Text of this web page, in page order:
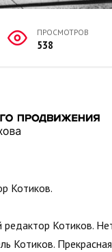
ПРОСМОТРОВ
538
Котиков.
редактор Котиков.
Котиков.